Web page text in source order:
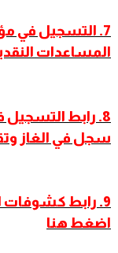
7. التسجيل في
المساعدات
8. رابط
سجل في الغاز
9
. رابط كشوفات
اضغط هنا